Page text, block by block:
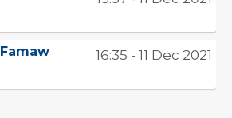
16:35 - 11 Dec 2021